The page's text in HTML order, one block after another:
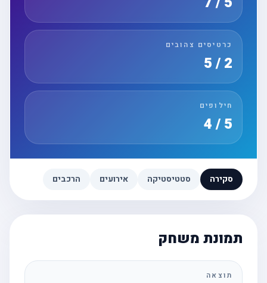
כרטיסים צהובים
חילופים
סקירה סטטיסטיקה אירועים הרכבים
תמונת משחק
תוצאה